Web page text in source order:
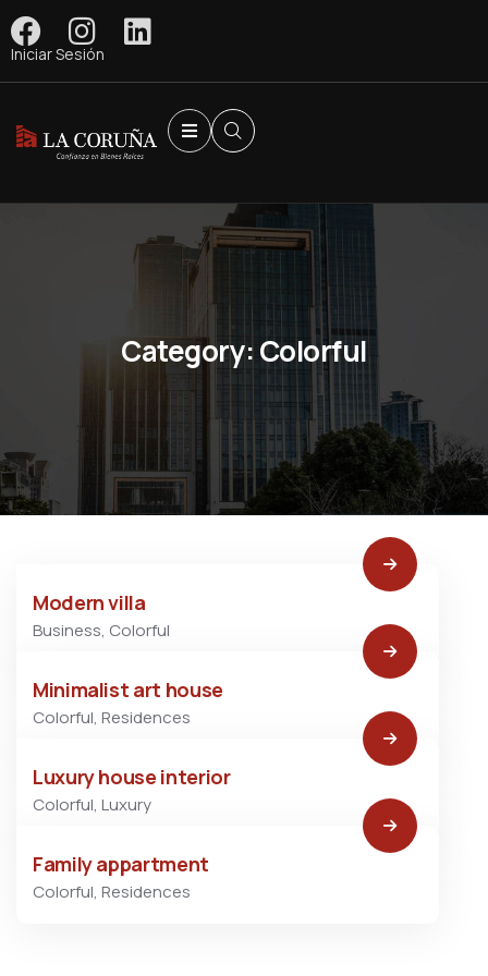
Iniciar Sesión
Category:Colorful
Modern villa
Business, Colorful
Minimalist art house
Colorful, Residences
Luxury house interior
Colorful, Luxury
Family appartment
Colorful, Residences